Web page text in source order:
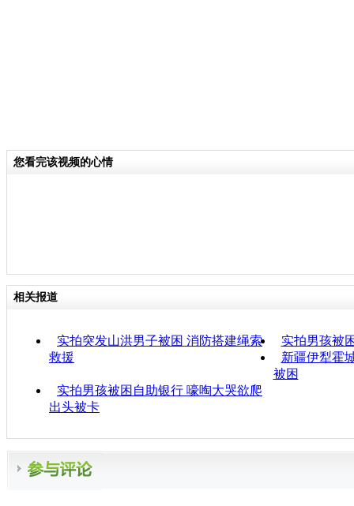
您看完该视频的心情
相关报道
实拍突发山洪男子被困 消防搭建绳索
救援
实拍男孩被
新疆伊犁霍
被困
实拍男孩被困自助银行 嚎啕大哭欲爬
出头被卡